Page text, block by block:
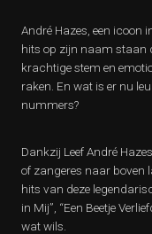
André Hazes, een icoon
hits op zijn naam staan
krachtige stem en
raken. En wat is er nu
nummers?
Dankzij Leef André
of zangeres naar boven
hits van deze
in Mij”, “Een Beetje
wat wils.